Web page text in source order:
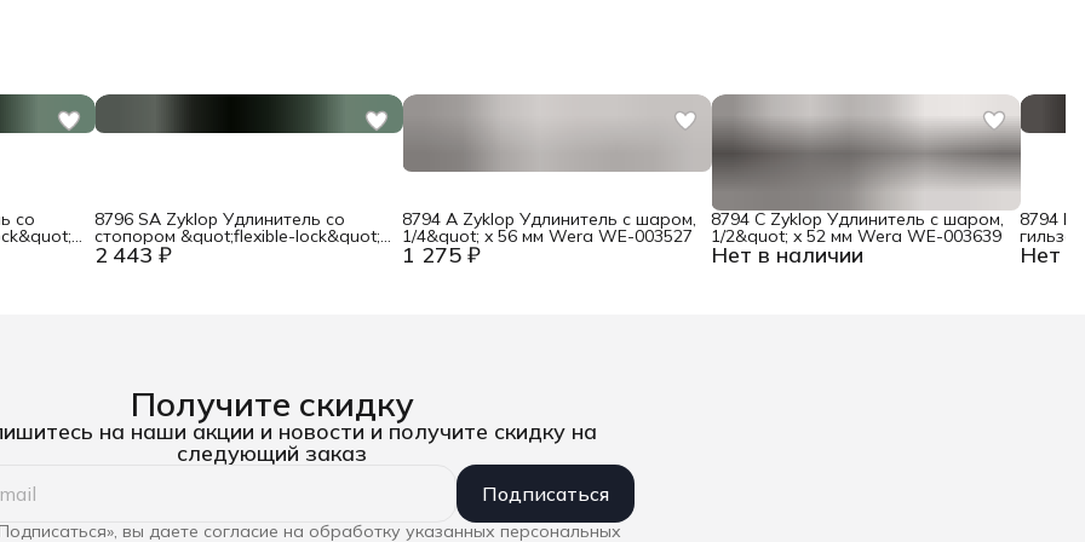
со
2 443 ₽
8796 SA Zyklop Удлинитель со
стопором &quot;flexible-lock&quot;
и гильзой свободного хода,
1/4&quot; x 75 мм Wera WE-003530
1 275 ₽
8794 A Zyklop Удлинитель с шаром,
1/4&quot; x 56 мм Wera WE-003527
Нет в наличии
8794 C Zyklop Удлинитель с шаром,
1/2&quot; x 52 мм Wera WE-003639
Нет в
8794
1/
003638
Получите скидку
на наши акции и новости и получите скидку на
следующий заказ
Подписаться
вы даете согласие на обработку указанных персональных